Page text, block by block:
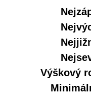
Výškový